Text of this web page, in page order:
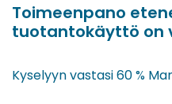
Toimeenpano
tuotantokäyttö on
Kyselyyn vastasi 60 %